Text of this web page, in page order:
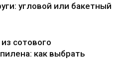
угловой или бакетный
сотового
как выбрать